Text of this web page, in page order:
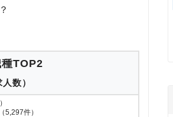
種TOP2
数）
5,297件）